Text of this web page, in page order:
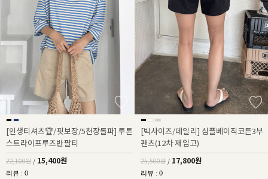
[인생티셔츠🏆/핏보장/5천장돌파] 투톤
스트라이프루즈반팔티
22,100원 / 15,400원
리뷰 : 0
[빅사이즈/데일리] 심플베이직코튼3부
팬츠(12차 재입고)
25,500원 / 17,800원
리뷰 : 0